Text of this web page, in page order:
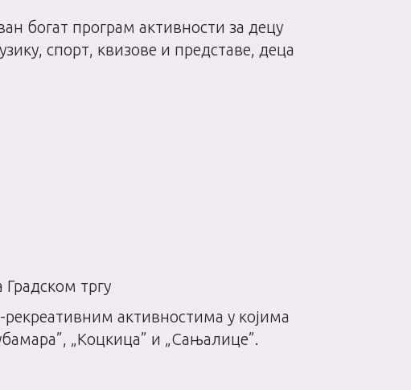
богат програм активности за децу
спорт, квизове и представе, деца
тргу
активностима у којима
„Коцкица” и „Сањалице”.